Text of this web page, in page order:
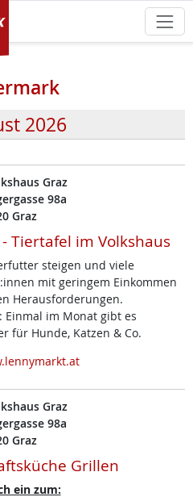
2026
Graz
98a
Graz
Tiertafel im Volkshaus
steigen und viele
mit geringem Einkommen
Herausforderungen.
Einmal im Monat gibt es
für Hunde, Katzen & Co.
Graz
98a
Graz
Grillen
ein zum: